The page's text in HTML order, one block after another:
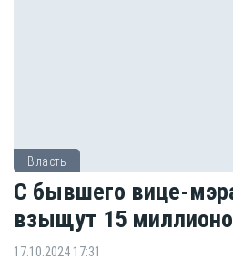
Власть
C бывшего вице-
взыщут 15
17.10.2024 17:31